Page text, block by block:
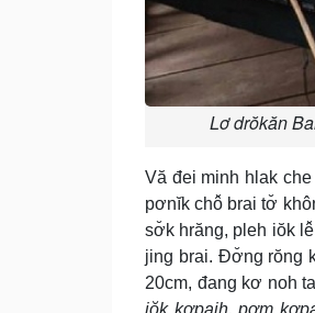
Lơ drŏkăn
Vă đei minh hlak
pơnĭk chô̆ brai tơ̆
sơ̆k hrăng, pleh iŏk
jing brai. Đơ̆ng rŏng
20cm, đang kơ noh